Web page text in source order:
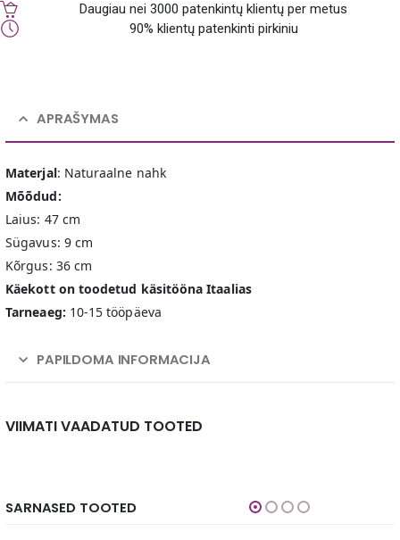
Daugiau nei 3000 patenkintų klientų per metus
90% klientų patenkinti pirkiniu
APRAŠYMAS
Materjal: Naturaalne nahk
Mõõdud:
Laius: 47 cm
Sügavus: 9 cm
Kõrgus: 36 cm
Käekott on toodetud käsitööna Itaalias
Tarneaeg: 10-15 tööpäeva
PAPILDOMA INFORMACIJA
VIIMATI VAADATUD TOOTED
SARNASED TOOTED